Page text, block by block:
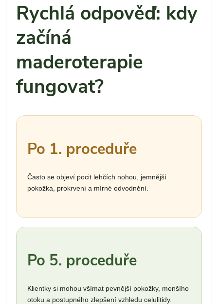
Rychlá odpověď: kdy
začíná
maderoterapie
fungovat?
Po 1. proceduře
Často se objeví pocit lehčích nohou, jemnější
pokožka, prokrvení a mírné odvodnění.
Po 5. proceduře
Klientky si mohou všímat pevnější pokožky, menšího
otoku a postupného zlepšení vzhledu celulitidy.